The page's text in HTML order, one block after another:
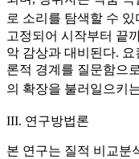
로 소리를 탐색할 수 있
고정되어 시작부터 끝
악 감상과 대비된다.
론적 경계를 질문함으
의 확장을 불러일으키
III. 연구방법론
본 연구는 질적 비교분